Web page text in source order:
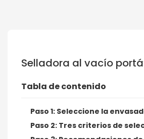
Selladora al vacío
Tabla de contenido
Paso 1: Seleccione la
Paso 2: Tres criterios de